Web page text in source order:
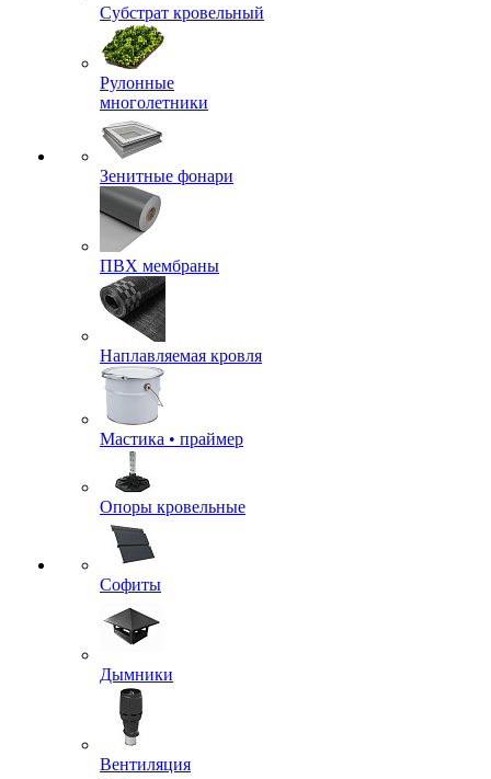
Субстрат кровельный
Рулонные
многолетники
Зенитные фонари
ПВХ мембраны
Наплавляемая кровля
Мастика • праймер
Опоры кровельные
Софиты
Дымники
Вентиляция